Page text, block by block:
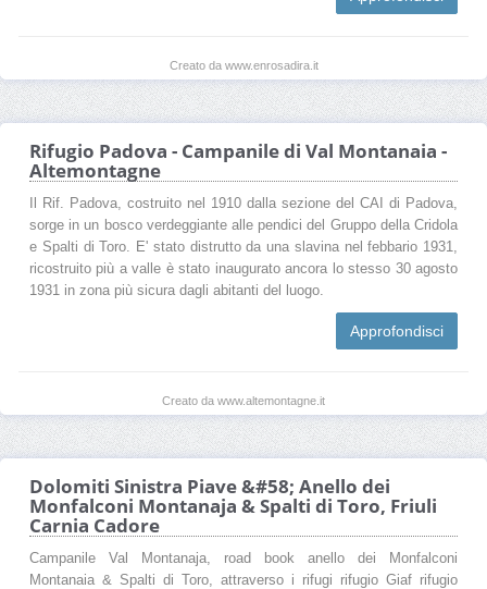
Creato da www.enrosadira.it
Rifugio Padova - Campanile di Val Montanaia -
Altemontagne
Il Rif. Padova, costruito nel 1910 dalla sezione del CAI di Padova,
sorge in un bosco verdeggiante alle pendici del Gruppo della Cridola
e Spalti di Toro. E' stato distrutto da una slavina nel febbario 1931,
ricostruito più a valle è stato inaugurato ancora lo stesso 30 agosto
1931 in zona più sicura dagli abitanti del luogo.
Approfondisci
Creato da www.altemontagne.it
Dolomiti Sinistra Piave &#58; Anello dei
Monfalconi Montanaja & Spalti di Toro, Friuli
Carnia Cadore
Campanile Val Montanaja, road book anello dei Monfalconi
Montanaia & Spalti di Toro, attraverso i rifugi rifugio Giaf rifugio